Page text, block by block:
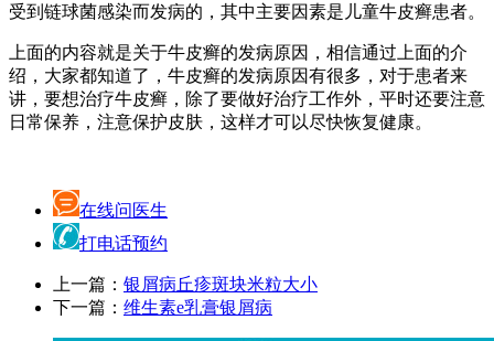
受到链球菌感染而发病的，其中主要因素是儿童牛皮癣患者。
上面的内容就是关于牛皮癣的发病原因，相信通过上面的介
绍，大家都知道了，牛皮癣的发病原因有很多，对于患者来
讲，要想治疗牛皮癣，除了要做好治疗工作外，平时还要注意
日常保养，注意保护皮肤，这样才可以尽快恢复健康。
在线问医生
打电话预约
上一篇： 银屑病丘疹斑块米粒大小
下一篇： 维生素e乳膏银屑病